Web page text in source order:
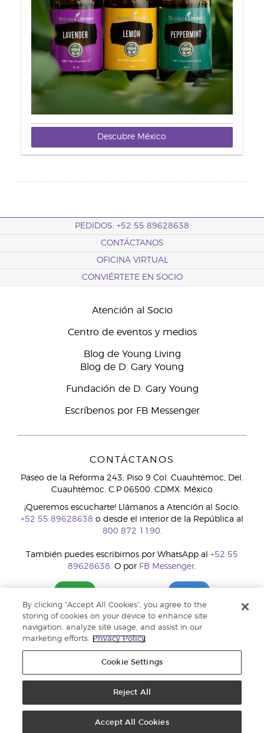
Descubre México
PEDIDOS: +52 55 89628638
CONTÁCTANOS
OFICINA VIRTUAL
CONVIÉRTETE EN SOCIO
Atención al Socio
Centro de eventos y medios
Blog de Young Living
Blog de D. Gary Young
Fundación de D. Gary Young
Escríbenos por FB Messenger
CONTÁCTANOS
Paseo de la Reforma 243, Piso 9 Col. Cuauhtémoc, Del.
Cuauhtémoc. C.P 06500. CDMX. México
¡Queremos escucharte! Llámanos a Atención al Socio:
+52 55 89628638 o desde el interior de la República al
800 872 1190.
También puedes escribirnos por WhatsApp al +52 55
89628638. O por FB Messenger.
By clicking “Accept All Cookies”, you agree to the
storing of cookies on your device to enhance site
navigation, analyze site usage, and assist in our
marketing efforts.
Privacy Policy
Cookie Settings
Reject All
Accept All Cookies